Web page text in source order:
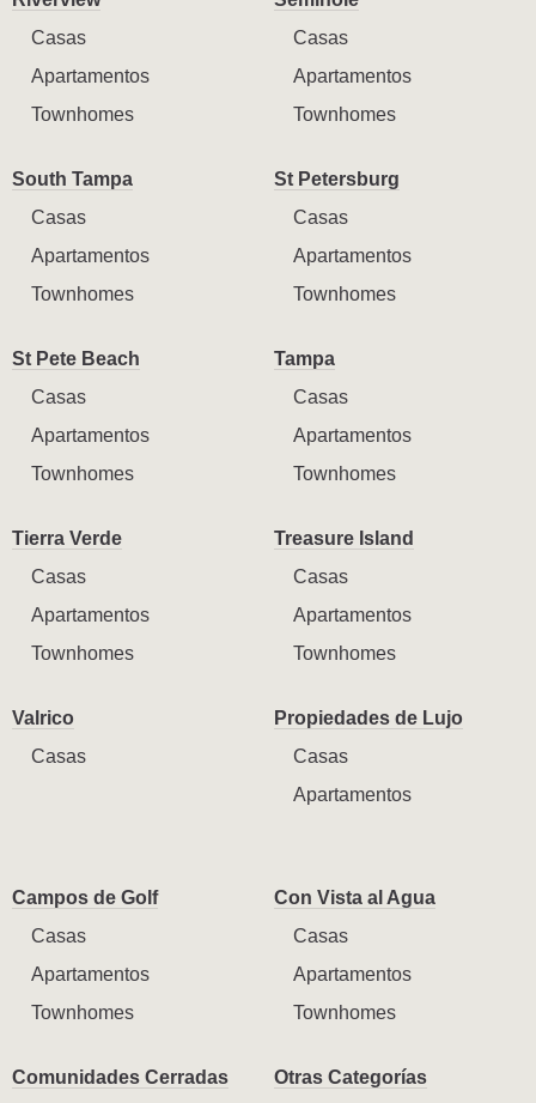
Casas
Apartamentos
Townhomes
Casas
Apartamentos
Townhomes
South Tampa
Casas
Apartamentos
Townhomes
St Petersburg
Casas
Apartamentos
Townhomes
St Pete Beach
Casas
Apartamentos
Townhomes
Tampa
Casas
Apartamentos
Townhomes
Tierra Verde
Casas
Apartamentos
Townhomes
Treasure Island
Casas
Apartamentos
Townhomes
Valrico
Casas
Propiedades de Lujo
Casas
Apartamentos
Campos de Golf
Casas
Apartamentos
Townhomes
Con Vista al Agua
Casas
Apartamentos
Townhomes
Comunidades Cerradas
Otras Categorías